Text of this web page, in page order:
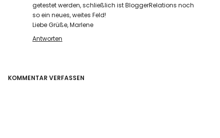
getestet werden, schließlich ist BloggerRelations noch
so ein neues, weites Feld!
Liebe Grüße, Marlene
Antworten
KOMMENTAR VERFASSEN